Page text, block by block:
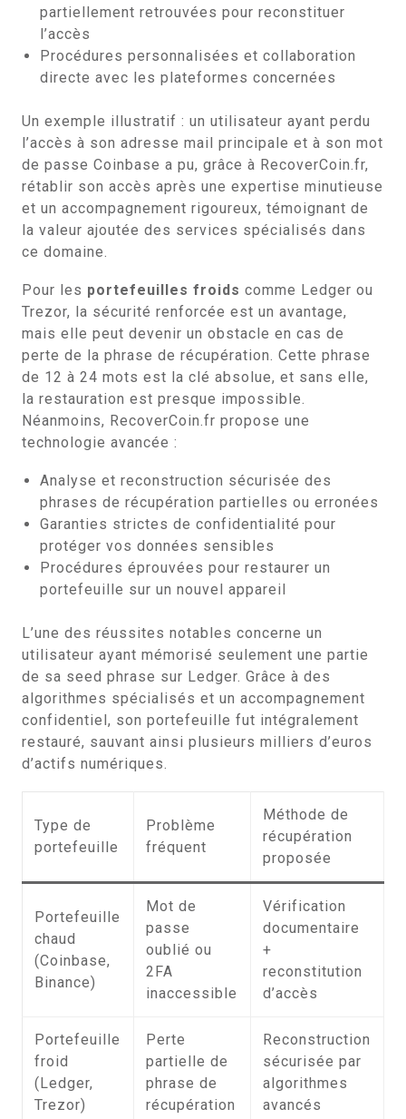
partiellement retrouvées pour reconstituer
l’accès
Procédures personnalisées et collaboration
directe avec les plateformes concernées
Un exemple illustratif : un utilisateur ayant perdu
l’accès à son adresse mail principale et à son mot
de passe Coinbase a pu, grâce à RecoverCoin.fr,
rétablir son accès après une expertise minutieuse
et un accompagnement rigoureux, témoignant de
la valeur ajoutée des services spécialisés dans
ce domaine.
Pour les portefeuilles froids comme Ledger ou
Trezor, la sécurité renforcée est un avantage,
mais elle peut devenir un obstacle en cas de
perte de la phrase de récupération. Cette phrase
de 12 à 24 mots est la clé absolue, et sans elle,
la restauration est presque impossible.
Néanmoins, RecoverCoin.fr propose une
technologie avancée :
Analyse et reconstruction sécurisée des
phrases de récupération partielles ou erronées
Garanties strictes de confidentialité pour
protéger vos données sensibles
Procédures éprouvées pour restaurer un
portefeuille sur un nouvel appareil
L’une des réussites notables concerne un
utilisateur ayant mémorisé seulement une partie
de sa seed phrase sur Ledger. Grâce à des
algorithmes spécialisés et un accompagnement
confidentiel, son portefeuille fut intégralement
restauré, sauvant ainsi plusieurs milliers d’euros
d’actifs numériques.
Type de
portefeuille
Problème
fréquent
Méthode de
récupération
proposée
Portefeuille
chaud
(Coinbase,
Binance)
Mot de
passe
oublié ou
2FA
inaccessible
Vérification
documentaire
+
reconstitution
d’accès
Portefeuille
froid
(Ledger,
Trezor)
Perte
partielle de
phrase de
récupération
Reconstruction
sécurisée par
algorithmes
avancés